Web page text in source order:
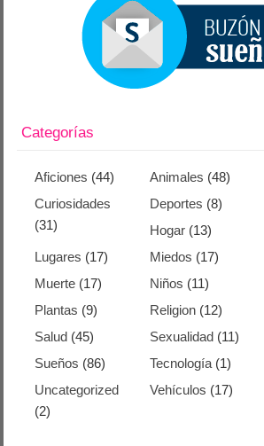
Categorías
Aficiones (44) Animales (48)
Curiosidades
(31)
Deportes (8)
Hogar (13)
Lugares (17) Miedos (17)
Muerte (17) Niños (11)
Plantas (9) Religion (12)
Salud (45) Sexualidad (11)
Sueños (86) Tecnología (1)
Uncategorized
(2)
Vehículos (17)